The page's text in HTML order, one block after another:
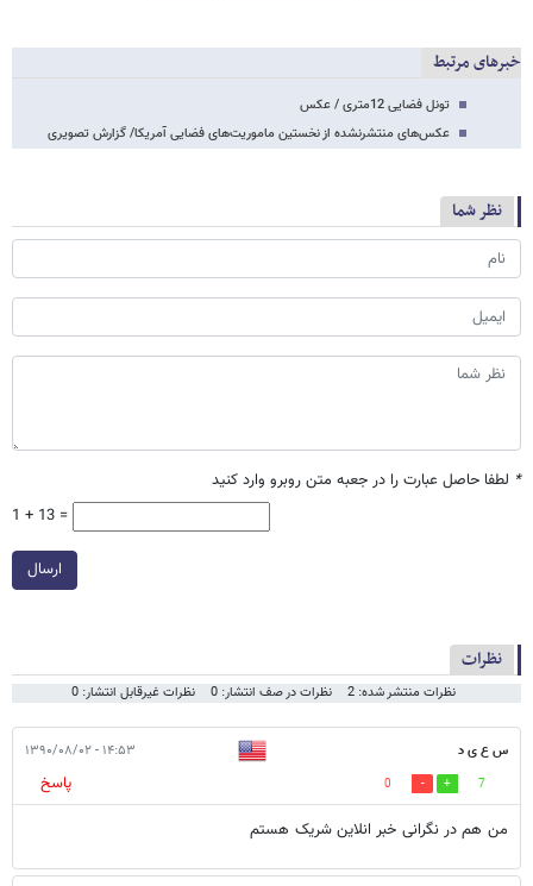
خبرهای مرتبط
تونل فضایی 12متری / عکس
عکس‌های منتشرنشده از نخستین ماموریت‌های فضایی آمریکا/ گزارش تصویری
نظر شما
* لطفا حاصل عبارت را در جعبه متن روبرو وارد کنید
1 + 13 =
ارسال
نظرات
نظرات منتشر شده: 2 نظرات در صف انتشار: 0 نظرات غیرقابل انتشار: 0
س ع ی د ۱۴:۵۳ - ۱۳۹۰/۰۸/۰۲
7
0
پاسخ
من هم در نگرانی خبر انلاین شریک هستم